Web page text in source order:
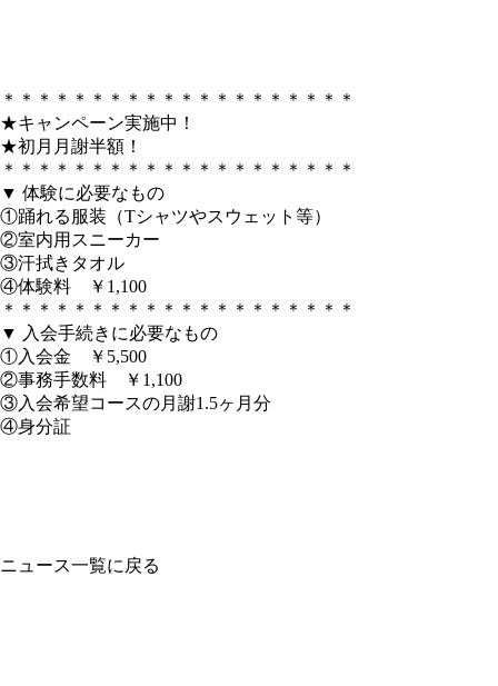
＊＊＊＊＊＊＊＊＊＊＊＊＊＊＊＊＊＊＊＊
★キャンペーン実施中！
★初月月謝半額！
＊＊＊＊＊＊＊＊＊＊＊＊＊＊＊＊＊＊＊＊
▼ 体験に必要なもの
①踊れる服装（Tシャツやスウェット等）
②室内用スニーカー
③汗拭きタオル
④体験料 ￥1,100
＊＊＊＊＊＊＊＊＊＊＊＊＊＊＊＊＊＊＊＊
▼ 入会手続きに必要なもの
①入会金 ￥5,500
②事務手数料 ￥1,100
③入会希望コースの月謝1.5ヶ月分
④身分証
ニュース一覧に戻る